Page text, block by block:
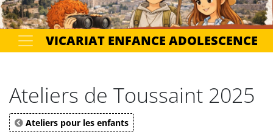
VICARIAT ENFANCE ADOLESCENCE
Ateliers de Toussaint 2025
Ateliers pour les enfants